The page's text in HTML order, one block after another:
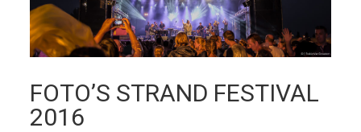
FOTO’S STRAND FESTIVAL
2016